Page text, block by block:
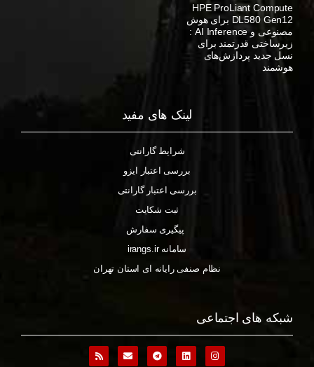
HPE ProLiant Compute
DL580 Gen12 برای هوش
مصنوعی و AI Inference :
زیرساختی قدرتمند برای
نسل جدید پردازش‌های
هوشمند
لینک های مفید
شرایط گارانتی
بررسی اعتبار ایزو
بررسی اعتبار گارانتی
ثبت شکایت
پیگیری سفارش
سامانه irangs.ir
نظام صنفی رایانه ای استان تهران
شبکه های اجتماعی